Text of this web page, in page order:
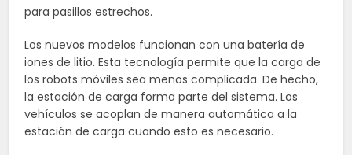
para pasillos estrechos.
Los nuevos modelos funcionan con una batería de
iones de litio. Esta tecnología permite que la carga de
los robots móviles sea menos complicada. De hecho,
la estación de carga forma parte del sistema. Los
vehículos se acoplan de manera automática a la
estación de carga cuando esto es necesario.